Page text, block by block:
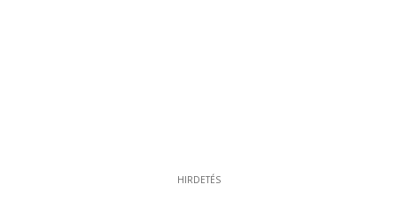
HIRDETÉS